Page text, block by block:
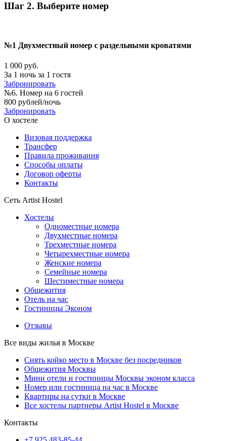
Шаг 2. Выберите номер
№1 Двухместный номер с раздельными кроватями
1 000 руб.
За 1 ночь за 1 гостя
Забронировать
№6. Номер на 6 гостей
800 рублей/ночь
Забронировать
О хостеле
Визовая поддержка
Трансфер
Правила проживания
Способы оплаты
Договор оферты
Контакты
Сеть Artist Hostel
Хостелы
Одноместные номера
Двухместные номера
Трехместные номера
Четырехместные номера
Женские номера
Семейные номера
Шестиместные номера
Общежития
Отель на час
Гостиницы Эконом
Отзывы
Все виды жилья в Москве
Снять койко место в Москве без посредников
Общежития Москвы
Мини отели и гостиницы Москвы эконом класса
Номер или гостиница на час в Москве
Квартиры на сутки в Москве
Все хостелы партнеры Artist Hostel в Москве
Контакты